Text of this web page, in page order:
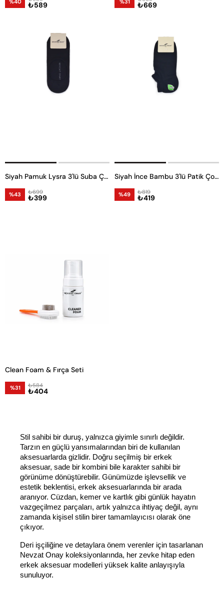
₺589 ₺669
Siyah Pamuk Lysra 3'lü Suba Çorap
%43 ₺399
₺699
Siyah İnce Bambu 3'lü Patik Çorap
%49 ₺419
₺819
Clean Foam & Fırça Seti
%31 ₺404
₺584
Stil sahibi bir duruş, yalnızca giyimle sınırlı değildir.
Tarzın en güçlü yansımalarından biri de kullanılan
aksesuarlarda gizlidir. Doğru seçilmiş bir erkek
aksesuar, sade bir kombini bile karakter sahibi bir
görünüme dönüştürebilir. Günümüzde işlevsellik ve
estetik beklentisi, erkek aksesuarlarında bir arada
aranıyor. Cüzdan, kemer ve kartlık gibi günlük hayatın
vazgeçilmez parçaları, artık yalnızca ihtiyaç değil, aynı
zamanda kişisel stilin birer tamamlayıcısı olarak öne
çıkıyor.
Deri işçiliğine ve detaylara önem verenler için tasarlanan
Nevzat Onay koleksiyonlarında, her zevke hitap eden
erkek aksesuar modelleri yüksek kalite anlayışıyla
sunuluyor.